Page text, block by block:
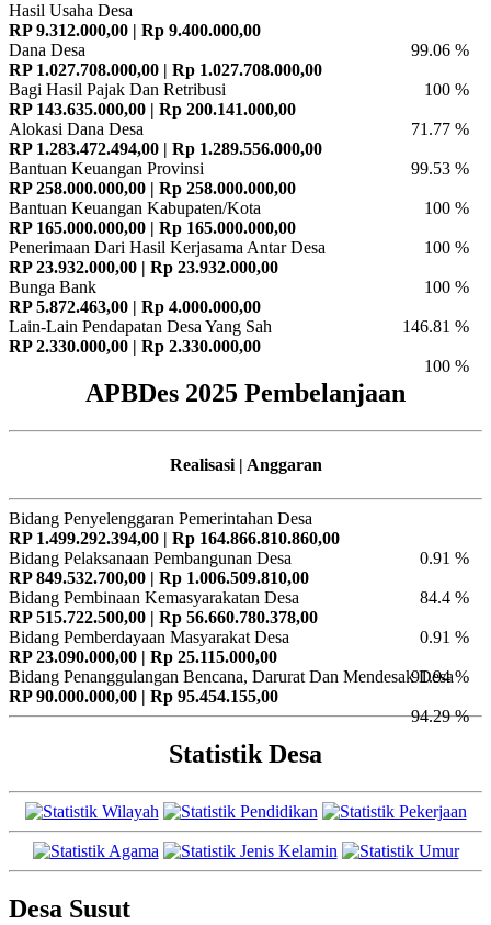
Hasil Usaha Desa
RP 9.312.000,00 | Rp 9.400.000,00
99.06 %
Dana Desa
RP 1.027.708.000,00 | Rp 1.027.708.000,00
100 %
Bagi Hasil Pajak Dan Retribusi
RP 143.635.000,00 | Rp 200.141.000,00
71.77 %
Alokasi Dana Desa
RP 1.283.472.494,00 | Rp 1.289.556.000,00
99.53 %
Bantuan Keuangan Provinsi
RP 258.000.000,00 | Rp 258.000.000,00
100 %
Bantuan Keuangan Kabupaten/Kota
RP 165.000.000,00 | Rp 165.000.000,00
100 %
Penerimaan Dari Hasil Kerjasama Antar Desa
RP 23.932.000,00 | Rp 23.932.000,00
100 %
Bunga Bank
RP 5.872.463,00 | Rp 4.000.000,00
146.81 %
Lain-Lain Pendapatan Desa Yang Sah
RP 2.330.000,00 | Rp 2.330.000,00
100 %
APBDes 2025 Pembelanjaan
Realisasi | Anggaran
Bidang Penyelenggaran Pemerintahan Desa
RP 1.499.292.394,00 | Rp 164.866.810.860,00
0.91 %
Bidang Pelaksanaan Pembangunan Desa
RP 849.532.700,00 | Rp 1.006.509.810,00
84.4 %
Bidang Pembinaan Kemasyarakatan Desa
RP 515.722.500,00 | Rp 56.660.780.378,00
0.91 %
Bidang Pemberdayaan Masyarakat Desa
RP 23.090.000,00 | Rp 25.115.000,00
91.94 %
Bidang Penanggulangan Bencana, Darurat Dan Mendesak Desa
RP 90.000.000,00 | Rp 95.454.155,00
94.29 %
Statistik Desa
Desa Susut